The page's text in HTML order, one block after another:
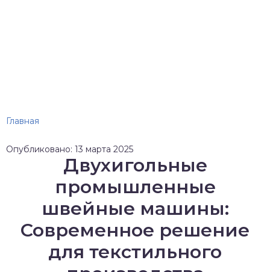
Главная
Опубликовано: 13 марта 2025
Двухигольные
промышленные
швейные машины:
Современное решение
для текстильного